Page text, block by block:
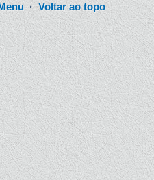
·Voltar ao topo